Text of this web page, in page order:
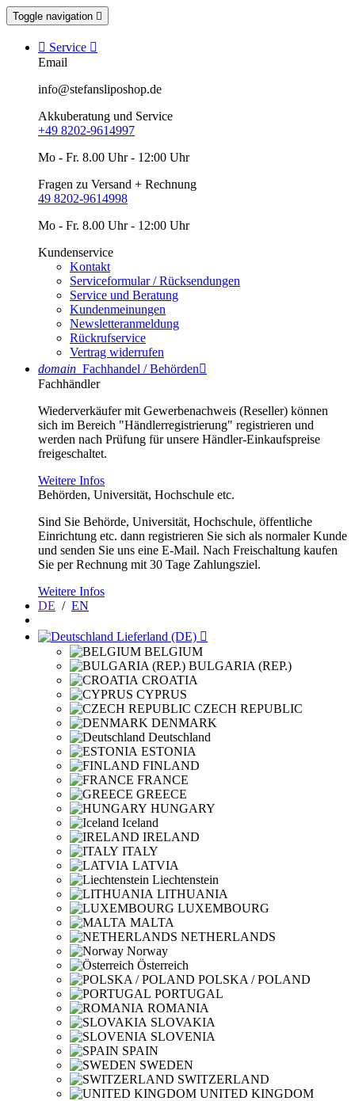
Toggle navigation 
 Service 
Email
info@stefansliposhop.de
Akkuberatung und Service
+49 8202-9614997
Mo - Fr. 8.00 Uhr - 12:00 Uhr
Fragen zu Versand + Rechnung
49 8202-9614998
Mo - Fr. 8.00 Uhr - 12:00 Uhr
Kundenservice
Kontakt
Serviceformular / Rücksendungen
Service und Beratung
Kundenmeinungen
Newsletteranmeldung
Rückrufservice
Vertrag widerrufen
domain Fachhandel / Behörden
Fachhändler
Wiederverkäufer mit Gewerbenachweis (Reseller) können
sich im Bereich "Händlerregistrierung" registrieren und
werden nach Prüfung für unsere Händler-Einkaufspreise
freigeschaltet.
Weitere Infos
Behörden, Universität, Hochschule etc.
Sind Sie Behörde, Universität, Hochschule, öffentliche
Einrichtung etc. dann registrieren Sie sich als normaler Kunde
und senden Sie uns eine E-Mail. Nach Freischaltung kaufen
Sie per Rechnung mit 30 Tage Zahlungsziel.
Weitere Infos
DE / EN
Lieferland (DE) 
BELGIUM
BULGARIA (REP.)
CROATIA
CYPRUS
CZECH REPUBLIC
DENMARK
Deutschland
ESTONIA
FINLAND
FRANCE
GREECE
HUNGARY
Iceland
IRELAND
ITALY
LATVIA
Liechtenstein
LITHUANIA
LUXEMBOURG
MALTA
NETHERLANDS
Norway
Österreich
POLSKA / POLAND
PORTUGAL
ROMANIA
SLOVAKIA
SLOVENIA
SPAIN
SWEDEN
SWITZERLAND
UNITED KINGDOM